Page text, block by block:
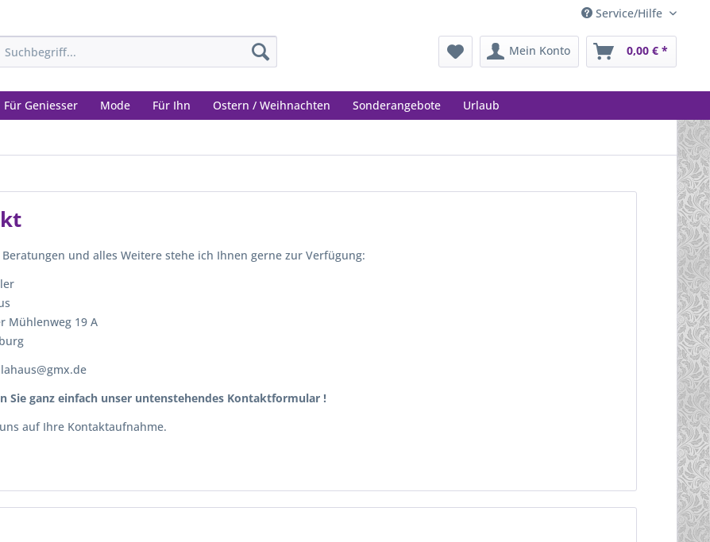
Service/Hilfe
Mein Konto 0,00 € *
Für Geniesser Mode Für Ihn Ostern / Weihnachten Sonderangebote Urlaub
Beratungen und alles Weitere stehe ich Ihnen gerne zur Verfügung:
Mühlenweg 19 A
Sie ganz einfach unser untenstehendes Kontaktformular !
auf Ihre Kontaktaufnahme.